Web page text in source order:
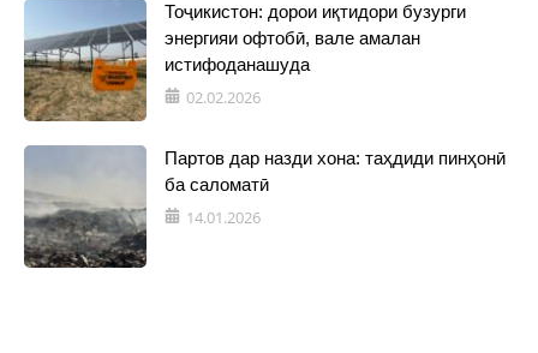
Тоҷикистон: дорои иқтидори бузурги
энергияи офтобӣ, вале амалан
истифоданашуда
02.02.2026
Партов дар назди хона: таҳдиди пинҳонӣ
ба саломатӣ
14.01.2026